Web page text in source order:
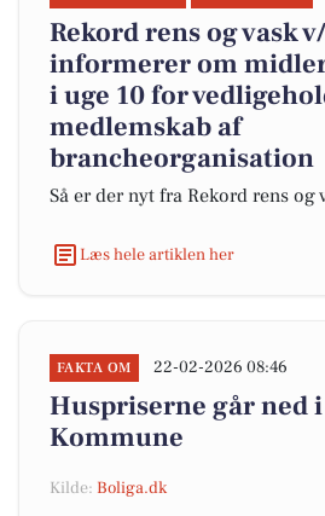
Rekord rens og vask
informerer om
i uge 10 for
medlemskab af
brancheorganisation
Så er der nyt fra Rekord rens og
Læs hele artiklen her
FAKTA OM 22-02-2026 08:46
Huspriserne går ned
Kommune
Kilde: Boliga.dk